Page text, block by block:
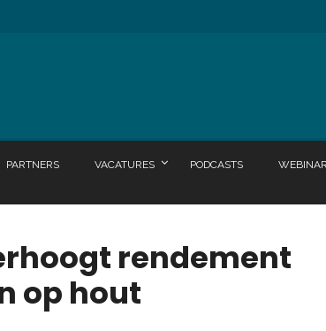
PARTNERS VACATURES PODCASTS
rendement
op hout